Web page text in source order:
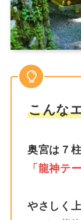
こんな
奥宮は７
「龍神テ
やさしく